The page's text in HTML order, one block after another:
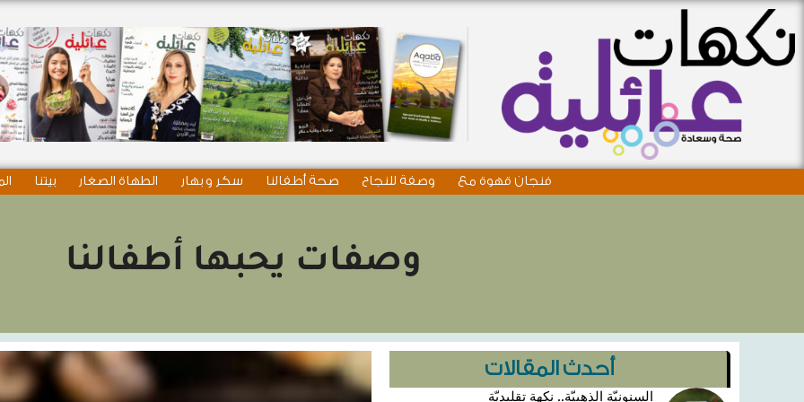
فنجان قهوة مع وصفة للنجاح صحة أطفالنا سكر و بهار الطهاة الصغار بيتنا
وصفات يحبها أطفالنا
أحدث المقالات
السنونيّة الذهبيّة.. نكهة تقليديّة